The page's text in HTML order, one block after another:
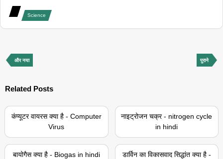
Science
और नया पुराने
Related Posts
कंप्यूटर वायरस क्या है - Computer
Virus
नाइट्रोजन चक्र - nitrogen cycle
in hindi
बायोगैस क्या है - Biogas in hindi
डार्विन का विकासवाद सिद्धांत क्या है -